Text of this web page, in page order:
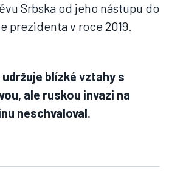
Srbska od jeho nástupu do
prezidenta v roce 2019.
blízké vztahy s
ale ruskou invazi na
neschvaloval.